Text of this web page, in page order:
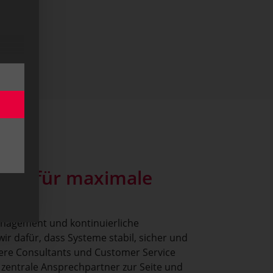
für maximale
und kontinuierliche
dafür, dass Systeme stabil, sicher und
Consultants und Customer Service
Ansprechpartner zur Seite und